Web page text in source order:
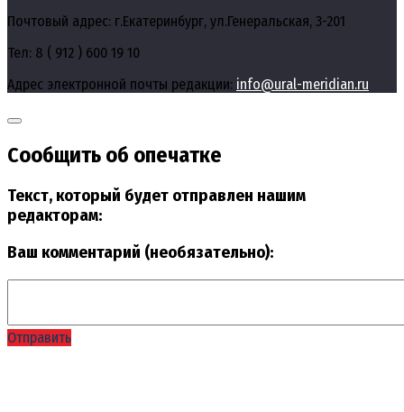
Почтовый адрес: г.Екатеринбург, ул.Генеральская, 3-201
Тел: 8 ( 912 ) 600 19 10
Адрес электронной почты редакции: info@ural-meridian.ru
Сообщить об опечатке
Текст, который будет отправлен нашим
редакторам:
Ваш комментарий (необязательно):
Отправить